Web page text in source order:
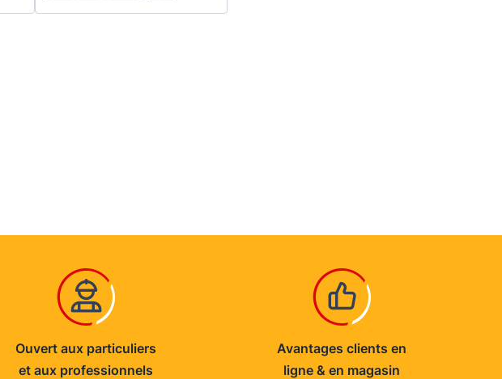
Ouvert aux particuliers
et aux professionnels
Avantages clients en
ligne & en magasin